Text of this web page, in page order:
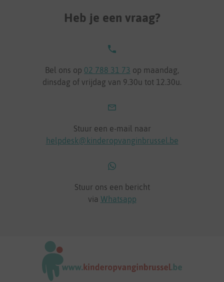
Heb je een vraag?
Bel ons op 02 788 31 73 op maandag,
dinsdag of vrijdag van 9.30u tot 12.30u.
Stuur een e-mail naar
helpdesk@kinderopvanginbrussel.be
Stuur ons een bericht
via Whatsapp